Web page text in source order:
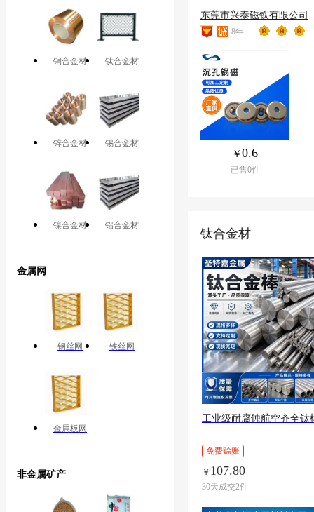
铜合金材 钛合金材
锌合金材 锡合金材
镍合金材 铝合金材
金属网
钢丝网 铁丝网
金属板网
非金属矿产
东莞市兴泰磁铁有限公司
8年
0.6
已售0件
钛合金材
工业级耐腐蚀航空齐全钛
免费赊账
￥ 107.80
30天成交2件